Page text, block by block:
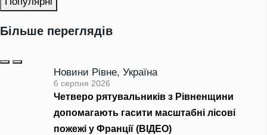
Більше переглядів
Новини Рівне, Україна
6 серпня 2026
Четверо рятувальників з Рівненщини
допомагають гасити масштабні лісові
пожежі у Франції (ВІДЕО)